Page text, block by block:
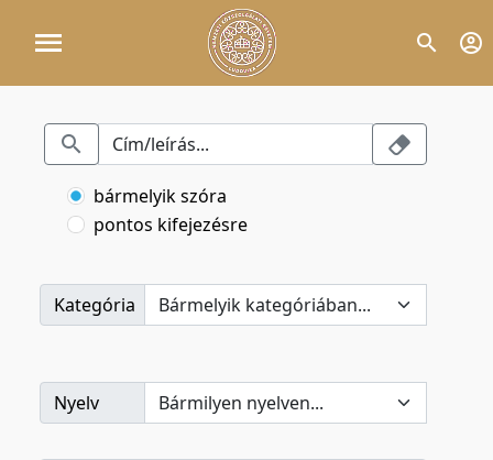
bármelyik szóra
pontos kifejezésre
Kategória
Nyelv